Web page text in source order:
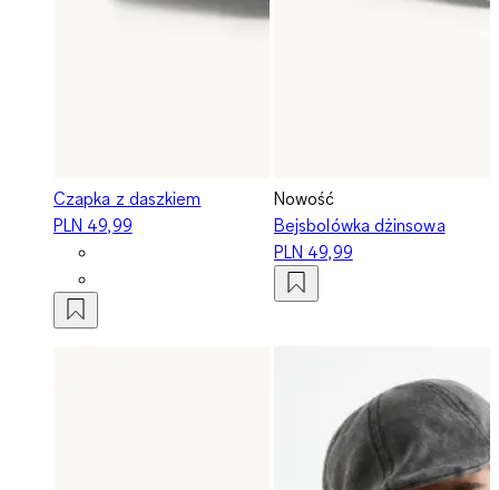
Czapka z daszkiem
PLN 49,99
Nowość
Bejsbolówka dżinsowa
PLN 49,99